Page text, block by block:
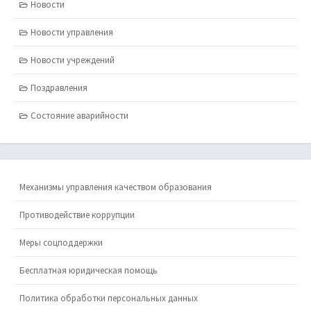
Новости
Новости управления
Новости учреждений
Поздравления
Состояние аварийности
Механизмы управления качеством образования
Противодействие коррупции
Меры соцподдержки
Бесплатная юридическая помощь
Политика обработки персональных данных